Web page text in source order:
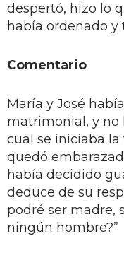
despertó, hizo lo
había ordenado y
Comentario
María y José
matrimonial, y no
cual se iniciaba la
quedó
había decidido
deduce de su
podré ser madre,
ningún hombre?”